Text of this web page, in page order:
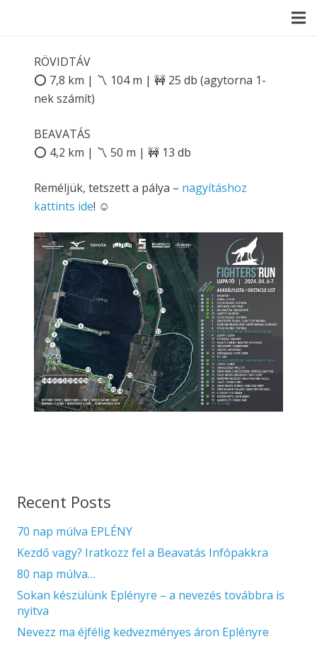
RÖVIDTÁV
⭕️ 7,8 km | 〽️ 104 m | 🚧 25 db (agytorna 1-
nek számít)
BEAVATÁS
⭕️ 4,2 km | 〽️ 50 m | 🚧 13 db
Reméljük, tetszett a pálya – nagyításhoz
kattints ide! ☺️
Recent Posts
70 nap múlva EPLÉNY
Kezdő vagy? Iratkozz fel a Beavatás Infópakkra
80 nap múlva…
Sokan készülünk Eplényre – a nevezés továbbra is
nyitva
Nevezz ma éjfélig kedvezményes áron Eplényre